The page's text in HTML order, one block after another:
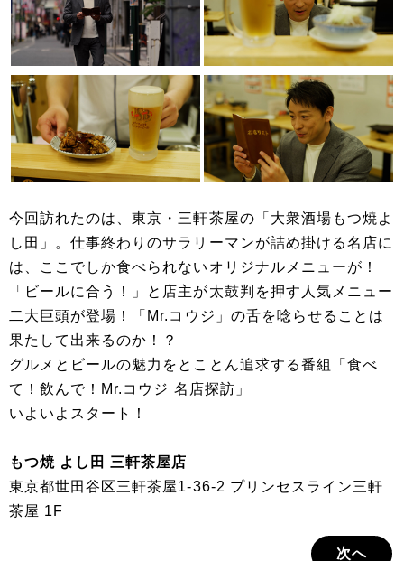
今回訪れたのは、東京・三軒茶屋の「大衆酒場もつ焼よ
し田」。仕事終わりのサラリーマンが詰め掛ける名店に
は、ここでしか食べられないオリジナルメニューが！
「ビールに合う！」と店主が太鼓判を押す人気メニュー
二大巨頭が登場！「Mr.コウジ」の舌を唸らせることは
果たして出来るのか！？
グルメとビールの魅力をとことん追求する番組「食べ
て！飲んで！Mr.コウジ 名店探訪」
いよいよスタート！
もつ焼 よし田 三軒茶屋店
東京都世田谷区三軒茶屋1-36-2 プリンセスライン三軒
茶屋 1F
次へ